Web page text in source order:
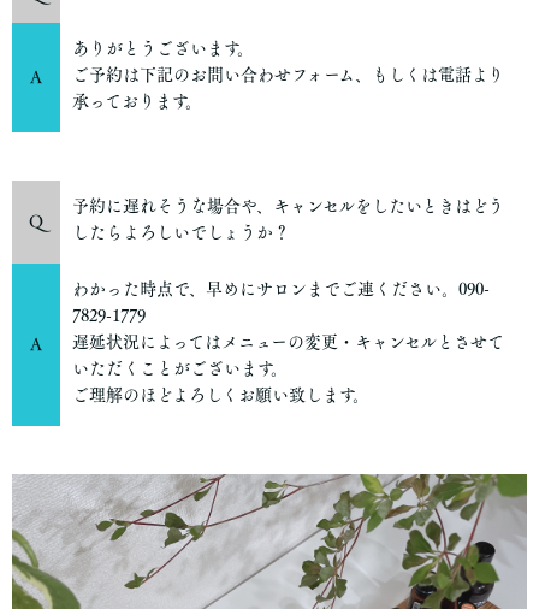
A
ありがとうございます。
ご予約は下記のお問い合わせフォーム、もしくは電話より
承っております。
Q
予約に遅れそうな場合や、キャンセルをしたいときはどう
したらよろしいでしょうか？
A
わかった時点で、早めにサロンまでご連ください。090-
7829-1779
遅延状況によってはメニューの変更・キャンセルとさせて
いただくことがございます。
ご理解のほどよろしくお願い致します。